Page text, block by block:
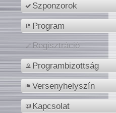
Szponzorok
Program
Regisztráció
Programbizottság
Versenyhelyszín
Kapcsolat